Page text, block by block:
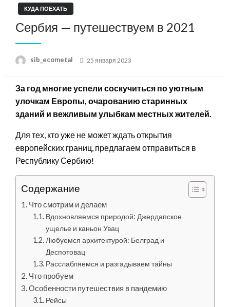
КУДА ПОЕХАТЬ
Сербия — путешествуем в 2021
sib_ecometal
Posted
25 января 2023
За год многие успели соскучиться по уютным
улочкам Европы, очарованию старинных
зданий и вежливым улыбкам местных жителей.
Для тех, кто уже не может ждать открытия
европейских границ, предлагаем отправиться в
Республику Сербию!
Содержание
Что смотрим и делаем
Вдохновляемся природой: Джердапское
ущелье и каньон Увац
Любуемся архитектурой: Белград и
Деспотовац
Расслабляемся и разгадываем тайны
Что пробуем
Особенности путешествия в пандемию
Рейсы